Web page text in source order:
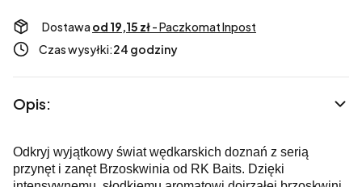
Dostawa od 19,15 zł- Paczkomat Inpost
Czas wysyłki:24 godziny
Opis:
Odkryj wyjątkowy świat wędkarskich doznań z serią
przynęt i zanęt Brzoskwinia od RK Baits. Dzięki